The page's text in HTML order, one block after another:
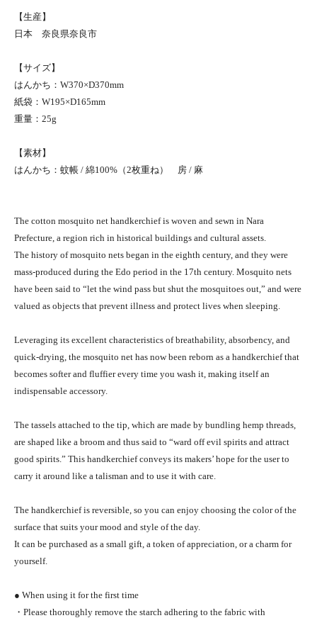
【生産】
日本 奈良県奈良市
【サイズ】
はんかち：W370×D370mm
紙袋：W195×D165mm
重量：25g
【素材】
はんかち：蚊帳 / 綿100%（2枚重ね） 房 / 麻
The cotton mosquito net handkerchief is woven and sewn in Nara
Prefecture, a region rich in historical buildings and cultural assets.
The history of mosquito nets began in the eighth century, and they were
mass-produced during the Edo period in the 17th century. Mosquito nets
have been said to “let the wind pass but shut the mosquitoes out,” and were
valued as objects that prevent illness and protect lives when sleeping.
Leveraging its excellent characteristics of breathability, absorbency, and
quick-drying, the mosquito net has now been reborn as a handkerchief that
becomes softer and fluffier every time you wash it, making itself an
indispensable accessory.
The tassels attached to the tip, which are made by bundling hemp threads,
are shaped like a broom and thus said to “ward off evil spirits and attract
good spirits.” This handkerchief conveys its makers’ hope for the user to
carry it around like a talisman and to use it with care.
The handkerchief is reversible, so you can enjoy choosing the color of the
surface that suits your mood and style of the day.
It can be purchased as a small gift, a token of appreciation, or a charm for
yourself.
● When using it for the first time
・Please thoroughly remove the starch adhering to the fabric with